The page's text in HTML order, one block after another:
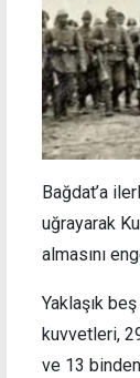
Bağdat’a
uğrayarak
almasını
Yaklaşık
kuvvetleri,
ve 13